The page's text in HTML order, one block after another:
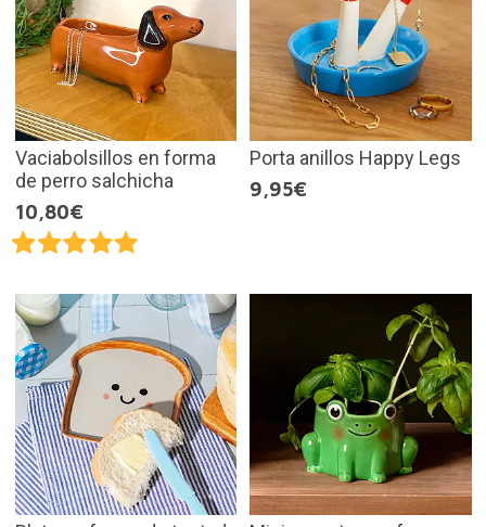
Vaciabolsillos en forma
de perro salchicha
10,80€
Porta anillos Happy Legs
9,95€